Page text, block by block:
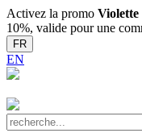
Activez la promo Violette
10%, valide pour une
FR
EN